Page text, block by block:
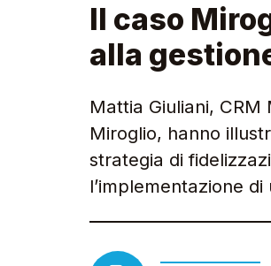
Il caso
alla
Mattia Giuliani,
Miroglio, hanno
strategia di
l’implementazione